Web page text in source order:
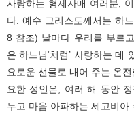
사랑하는 형제자매 여러분,
다. 예수 그리스도께서는 하
8 참조) 날마다 우리를 부르
은 하느님‘처럼’ 사랑하는 데
요로운 선물로 내어 주는 온
요한 성인은, 여러 해 동안
두고 마음 아파하는 세고비아